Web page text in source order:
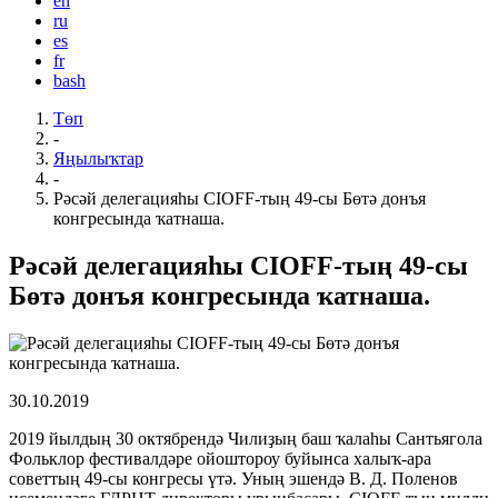
ru
es
fr
bash
Төп
-
Яңылыҡтар
-
Рәсәй делегацияһы CIOFF-тың 49-сы Бөтә донъя
конгресында ҡатнаша.
Рәсәй делегацияһы CIOFF-тың 49-сы
Бөтә донъя конгресында ҡатнаша.
30.10.2019
2019 йылдың 30 октябрендә Чилиҙың баш ҡалаһы Сантьягола
Фольклор фестивалдәре ойоштороу буйынса халыҡ-ара
советтың 49-сы конгресы үтә. Уның эшендә В. Д. Поленов